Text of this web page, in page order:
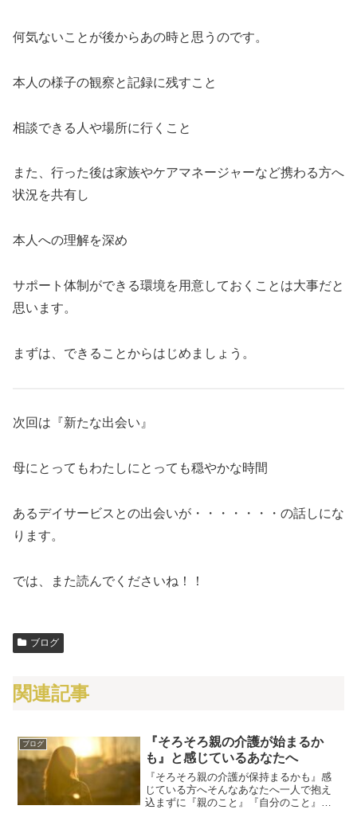
何気ないことが後からあの時と思うのです。
本人の様子の観察と記録に残すこと
相談できる人や場所に行くこと
また、行った後は家族やケアマネージャーなど携わる方へ
状況を共有し
本人への理解を深め
サポート体制ができる環境を用意しておくことは大事だと
思います。
まずは、できることからはじめましょう。
次回は『新たな出会い』
母にとってもわたしにとっても穏やかな時間
あるデイサービスとの出会いが・・・・・・・の話しにな
ります。
では、また読んでくださいね！！
ブログ
関連記事
ブログ
『そろそろ親の介護が始まるか
も』と感じているあなたへ
『そろそろ親の介護が保持まるかも』感
じている方へそんなあなたへ一人で抱え
込まずに『親のこと』『自分のこと』を